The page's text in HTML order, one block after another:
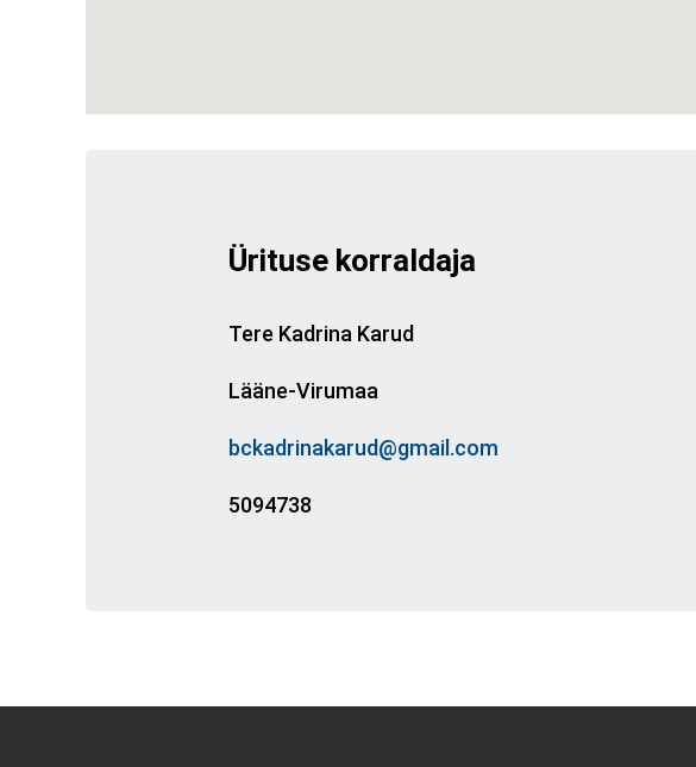
Ürituse korraldaja
Tere Kadrina Karud
Lääne-Virumaa
bckadrinakarud@gmail.com
5094738